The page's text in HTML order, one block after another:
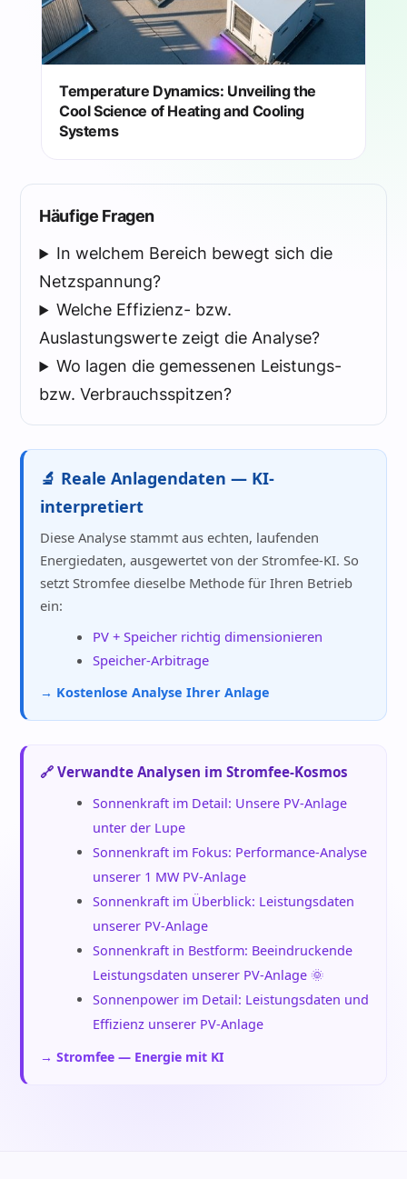
Temperature Dynamics: Unveiling the
Cool Science of Heating and Cooling
Systems
Häufige Fragen
In welchem Bereich bewegt sich die
Netzspannung?
Welche Effizienz- bzw.
Auslastungswerte zeigt die Analyse?
Wo lagen die gemessenen Leistungs-
bzw. Verbrauchsspitzen?
🔬 Reale Anlagendaten — KI-
interpretiert
Diese Analyse stammt aus echten, laufenden
Energiedaten, ausgewertet von der Stromfee-KI. So
setzt Stromfee dieselbe Methode für Ihren Betrieb
ein:
PV + Speicher richtig dimensionieren
Speicher-Arbitrage
→ Kostenlose Analyse Ihrer Anlage
🔗 Verwandte Analysen im Stromfee-Kosmos
Sonnenkraft im Detail: Unsere PV-Anlage
unter der Lupe
Sonnenkraft im Fokus: Performance-Analyse
unserer 1 MW PV-Anlage
Sonnenkraft im Überblick: Leistungsdaten
unserer PV-Anlage
Sonnenkraft in Bestform: Beeindruckende
Leistungsdaten unserer PV-Anlage 🌞
Sonnenpower im Detail: Leistungsdaten und
Effizienz unserer PV-Anlage
→ Stromfee — Energie mit KI